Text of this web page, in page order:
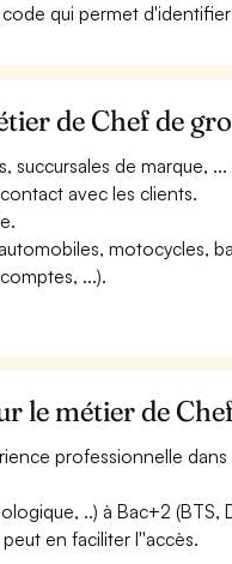
qui permet
de Chef de
succursales de marque,
avec les clients.
motocycles,
...).
le métier de
professionnelle
..) à Bac+2 (BTS,
en faciliter l''accès.